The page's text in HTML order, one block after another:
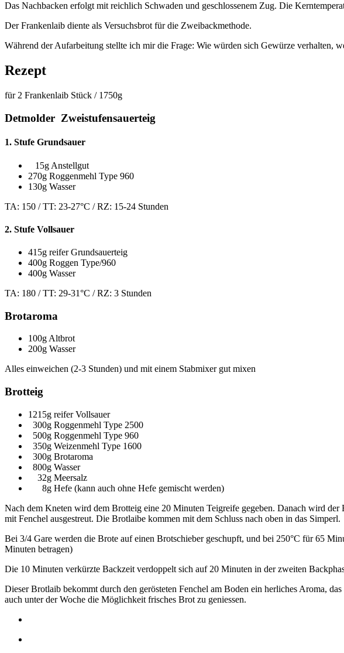
Das Nachbacken erfolgt mit reichlich Schwaden und geschlossenem Zug. Die
Der Frankenlaib diente als Versuchsbrot für die Zweibackmethode.
Während der Aufarbeitung stellte ich mir die Frage: Wie würden sich Gewürze verhalten,
Rezept
für 2 Frankenlaib Stück / 1750g
Detmolder Zweistufensauerteig
1. Stufe Grundsauer
15g Anstellgut
270g Roggenmehl Type 960
130g Wasser
TA: 150 / TT: 23-27°C / RZ: 15-24 Stunden
2. Stufe Vollsauer
415g reifer Grundsauerteig
400g Roggen Type/960
400g Wasser
TA: 180 / TT: 29-31°C / RZ: 3 Stunden
Brotaroma
100g Altbrot
200g Wasser
Alles einweichen (2-3 Stunden) und mit einem Stabmixer gut mixen
Brotteig
1215g reifer Vollsauer
300g Roggenmehl Type 2500
500g Roggenmehl Type 960
350g Weizenmehl Type 1600
300g Brotaroma
800g Wasser
32g Meersalz
8g Hefe (kann auch ohne Hefe gemischt werden)
Nach dem Kneten wird dem Brotteig eine 20 Minuten Teigreife gegeben. Danach wird
mit Fenchel ausgestreut. Die Brotlaibe kommen mit dem Schluss nach oben in das Simperl.
Bei 3/4 Gare werden die Brote auf einen Brotschieber geschupft, und bei 250°C für 65
Minuten betragen)
Die 10 Minuten verkürzte Backzeit verdoppelt sich auf 20 Minuten in der zweiten
Dieser Brotlaib bekommt durch den gerösteten Fenchel am Boden ein herliches Aroma,
auch unter der Woche die Möglichkeit frisches Brot zu geniessen.